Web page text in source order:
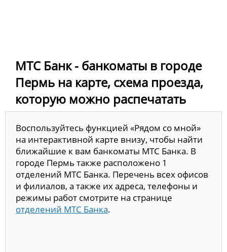
МТС Банк - банкоматы в городе
Пермь на карте, схема проезда,
которую можно распечатать
Воспользуйтесь функцией «Рядом со мной»
на интерактивной карте внизу, чтобы найти
ближайшие к вам банкоматы МТС Банка. В
городе Пермь также расположено 1
отделений МТС Банка. Перечень всех офисов
и филиалов, а также их адреса, телефоны и
режимы работ смотрите на странице
отделений МТС Банка.